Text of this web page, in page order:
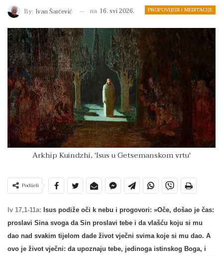
PROPOVIJEDI I MEDITACIJE
By: Ivan Šarčević na 16. svi 2026.
Arkhip Kuindzhi, 'Isus u Getsemanskom vrtu'
Podijeli
Iv 17,1-11a: Isus podiže oči k nebu i progovori: »Oče, došao je čas:
proslavi Sina svoga da Sin proslavi tebe i da vlašću koju si mu
dao nad svakim tijelom dade život vječni svima koje si mu dao. A
ovo je život vječni: da upoznaju tebe, jedinoga istinskog Boga, i